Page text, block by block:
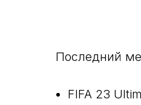
Последний
FIFA 23